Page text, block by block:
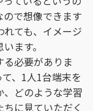
で想像できます
ても、イメージ
ます。
必要がありま
、1人1台端末を
どのような学習
に見ていただく